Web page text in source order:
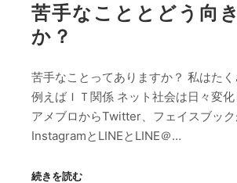
苦手なこととどう向
か？
苦手なことってありますか？ 私はたく
例えばＩＴ関係 ネット社会は日々変化
アメブロからTwitter、フェイスブッ
InstagramとLINEとLINE＠…
続きを読む